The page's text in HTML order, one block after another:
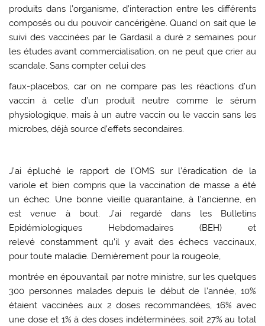
produits dans l’organisme, d’interaction entre les différents
composés ou du pouvoir cancérigène. Quand on sait que le
suivi des vaccinées par le Gardasil a duré 2 semaines pour
les études avant commercialisation, on ne peut que crier au
scandale. Sans compter celui des
faux-placebos, car on ne compare pas les réactions d’un
vaccin à celle d’un produit neutre comme le sérum
physiologique, mais à un autre vaccin ou le vaccin sans les
microbes, déjà source d’effets secondaires.
J’ai épluché le rapport de l’OMS sur l’éradication de la
variole et bien compris que la vaccination de masse a été
un échec. Une bonne vieille quarantaine, à l’ancienne, en
est venue à bout. J’ai regardé dans les Bulletins
Epidémiologiques Hebdomadaires (BEH) et
relevé constamment qu’il y avait des échecs vaccinaux,
pour toute maladie. Dernièrement pour la rougeole,
montrée en épouvantail par notre ministre, sur les quelques
300 personnes malades depuis le début de l’année, 10%
étaient vaccinées aux 2 doses recommandées, 16% avec
une dose et 1% à des doses indéterminées, soit 27% au total